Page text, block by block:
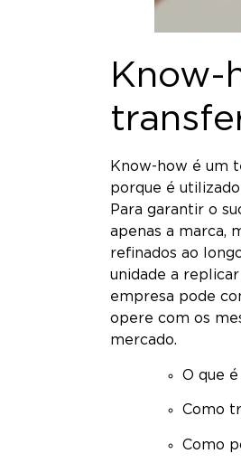
Know-
Know-how é um
porque é
Para garantir o
apenas a marca,
refinados ao
unidade a
empresa pode
opere com os
mercado.
O que
Como
Como